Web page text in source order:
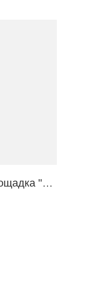
Контейнерная площадка "Эко+" (на 4 контейнера)